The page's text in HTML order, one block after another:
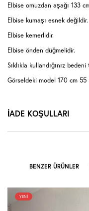
Elbise omuzdan aşağı 133
Elbise kumaşı esnek değildir.
Elbise kemerlidir.
Elbise önden düğmelidir.
Sıklıkla kullandığınız
Görseldeki model 170 cm
İADE KOŞULLARI
BENZER ÜRÜNLER
YENI